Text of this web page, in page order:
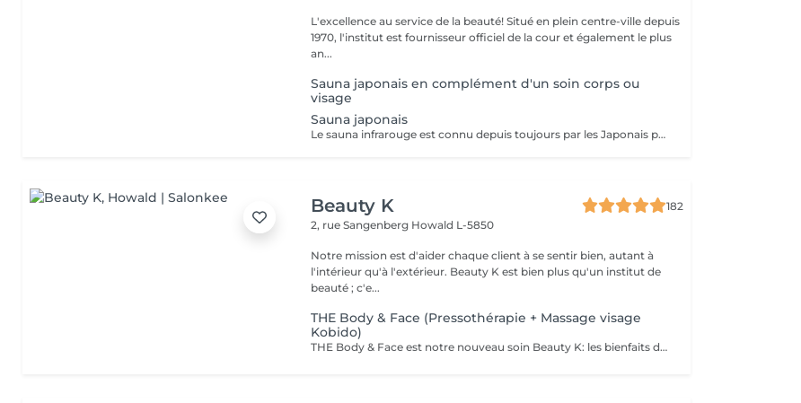
L'excellence au service de la beauté! Situé en plein centre-ville depuis
1970, l'institut est fournisseur officiel de la cour et également le plus
an...
Sauna japonais en complément d'un soin corps ou
visage
Sauna japonais
Le sauna infrarouge est connu depuis toujours par les Japonais pour ses vertus apaisantes et détoxifiantes. Equipé d'une technologie carbone, le Sauna Dôme est constitué d'un matelas et de 2 dômes qui émettent des infrarouges longs. Les pierres minérales intégrées décuplent les bienfaits des infrarouges (+300 pierres). Amincissement Détox : Perte jusqu'à 600 calories/séance- Sudation intense-Amélioration de la qualité de peau-Perte de -4,4cm** de tour de ventre en moyenne -18% de graisse abdominale** après 20 séances Relaxation/stress/sommeil -7,2% du cortisol* dans le sang (hormone du stress)-Baisse de -20,7%* du stress perçu-Détente musculaire et récupération après l'effort : -30,7%* de courbatures DETOX: Purification de la peau et de l'organisme-Elimination des toxines et métaux lourds : -10,5%* de plomb dans le corps Pierre de TOURMALINE MARRON : Renforcement de l'organisme- Ions négatifs- Détox métaux lourds- Vitalité Pierre de JADE : Effets relaxants et purifiants- Purification- Détente- Equilibre cellulaire Pierre de Germanium Noire : Régénérateur cellulaire- Détox- Apaise- Renforce le système immunitaire
Beauty K
182
2, rue Sangenberg Howald L-5850
Notre mission est d'aider chaque client à se sentir bien, autant à
l'intérieur qu'à l'extérieur. Beauty K est bien plus qu'un institut de
beauté ; c'e...
THE Body & Face (Pressothérapie + Massage visage
Kobido)
THE Body & Face est notre nouveau soin Beauty K: les bienfaits de la Pressothérapie associé au massage japonais ancestrale: Le Soin Kobido Le soin Body & Face combine une session de Pressothérapie avec un Soin Kobido complet pour un traitement revitalisant et rajeunissant de la peau du visage et du corps. Ce soin d'une durée de 1 heure et 15 minutes est idéal pour ceux qui cherchent à détendre leur corps tout en bénéficiant d'un soin facial approfondi. Déroulement du Soin : 1. Pressothérapie (45minutes) : Commencez par une session relaxante de pressothérapie, qui aide à détendre les muscles, éliminer les toxines, activer le système lymphatique et la circulation sanguine. 2. Soin Kobido Nettoyage et Gommage : Un nettoyage profond suivi d'un gommage pour éliminer les cellules mortes et purifier la peau. Massage Kobido : Un massage facial traditionnel japonais qui stimule la circulation sanguine et lymphatique, tonifie les muscles faciaux, et offre un effet liftant naturel. Masque : Application d'un masque adapté à votre type de peau pour nourrir, hydrater et revitaliser. Bienfaits du Soin Body & Face : Relaxation Profonde : La pressothérapie détend le corps et apaise l'esprit, réduisant ainsi le stress et la fatigue. Effet Anti-Âge et Raffermissant : Le massage Kobido aide à réduire les signes de vieillissement, à raffermir la peau et à améliorer son élasticité. Ce soin est une excellente manière de combiner les bienfaits de la pressothérapie avec les techniques de soin facial avancées pour une expérience de beauté et de bien-être complète.